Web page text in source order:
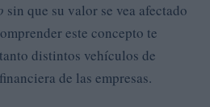
sin que su valor se vea afectado
este concepto te
distintos vehículos de
de las empresas.